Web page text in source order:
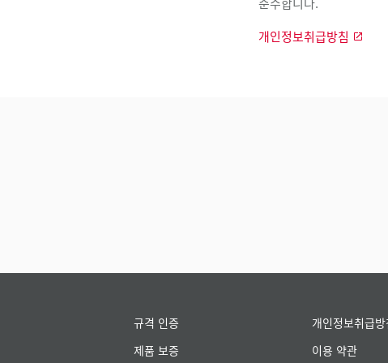
개인정보취급방침
규격 인증
개인정보취급
제품 보증
이용 약관